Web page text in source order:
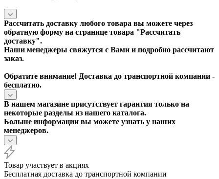
Рассчитать доставку любого товара вы можете через
обратную форму на странице товара "Рассчитать
доставку".
Наши менеджеры свяжутся с Вами и подробно рассчитают
заказ.
Обратите внимание! Доставка до транспортной компании -
бесплатно.
В нашем магазине присутствует гарантия только на
некоторые разделы из нашего каталога.
Больше информации вы можете узнать у наших
менеджеров.
Товар участвует в акциях
Бесплатная доставка до транспортной компании